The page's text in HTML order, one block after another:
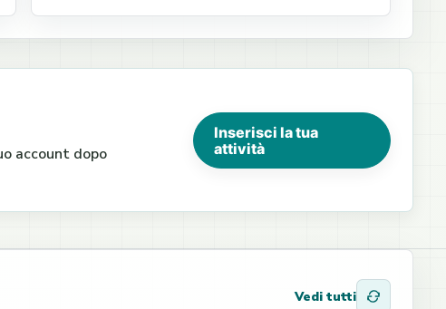
account dopo
Inserisci la tua
attività
Vedi tutti